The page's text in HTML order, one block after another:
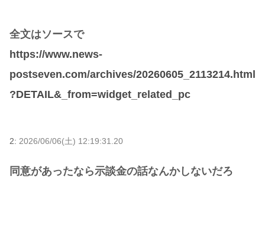
全文はソースで
https://www.news-
postseven.com/archives/20260605_2113214.html
?DETAIL&_from=widget_related_pc
2: 2026/06/06(土) 12:19:31.20
同意があったなら示談金の話なんかしないだろ